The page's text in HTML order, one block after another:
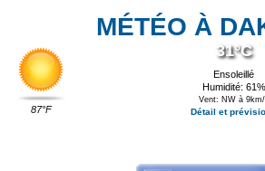
MÉTÉO À
87°F
31°C
Ensoleillé
Humidité: 61%
Vent: NW à
Détail et